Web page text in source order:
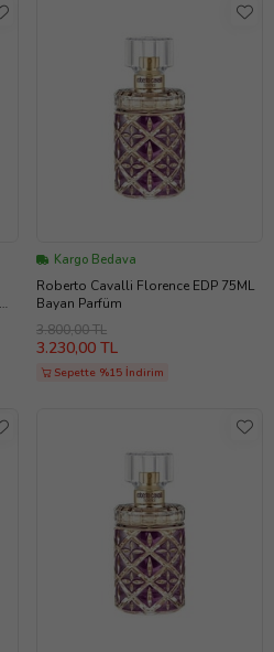
Kargo Bedava
Roberto Cavalli Florence EDP 75ML
Bayan Parfüm
3.800,00 TL
3.230,00 TL
Sepette %15 İndirim